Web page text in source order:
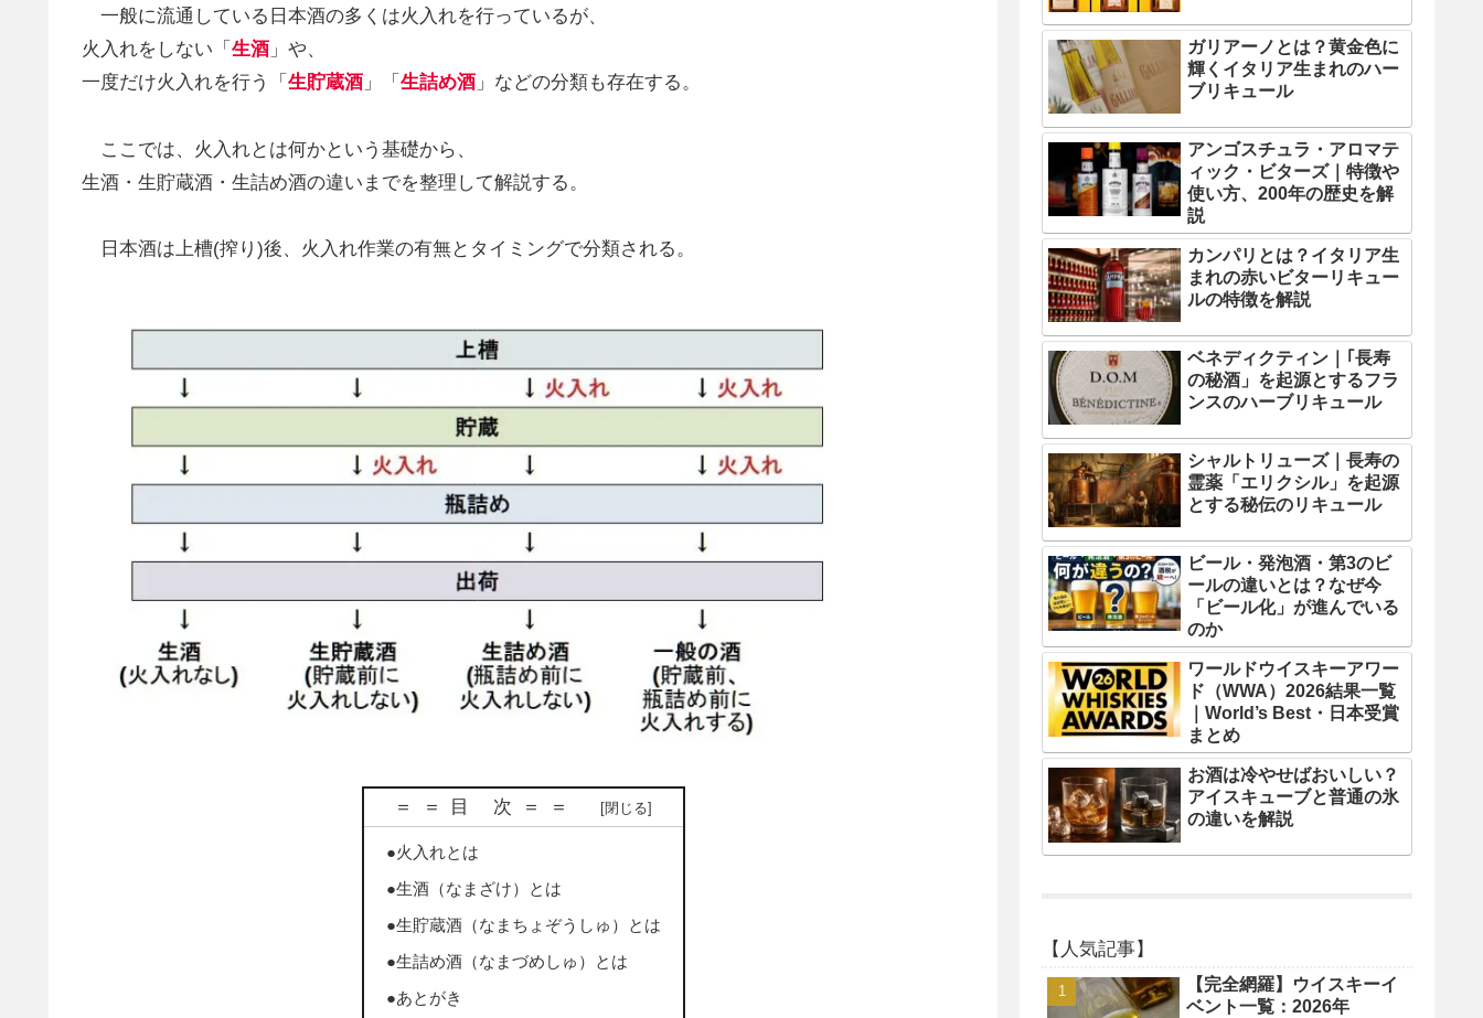
一般に流通している日本酒の多くは火入れを行っているが、
火入れをしない「 生酒 」や、
一度だけ火入れを行う「 生貯蔵酒 」「 生詰め酒 」などの分類も存在する。
ここでは、火入れとは何かという基礎から、
生酒・生貯蔵酒・生詰め酒の違いまでを整理して解説する。
日本酒は上槽(搾り)後、火入れ作業の有無とタイミングで分類される。
＝＝目 次＝＝
●火入れとは
●生酒（なまざけ）とは
●生貯蔵酒（なまちょぞうしゅ）とは
●生詰め酒（なまづめしゅ）とは
●あとがき
ガリアーノとは？黄金色に
輝くイタリア生まれのハー
ブリキュール
アンゴスチュラ・アロマテ
ィック・ビターズ｜特徴や
使い方、200年の歴史を解
説
カンパリとは？イタリア生
まれの赤いビターリキュー
ルの特徴を解説
ベネディクティン｜｢長寿
の秘酒」を起源とするフラ
ンスのハーブリキュール
シャルトリューズ｜長寿の
霊薬「エリクシル」を起源
とする秘伝のリキュール
ビール・発泡酒・第3のビ
ールの違いとは？なぜ今
「ビール化」が進んでいる
のか
ワールドウイスキーアワー
ド（WWA）2026結果一覧
｜World’s Best・日本受賞
まとめ
お酒は冷やせばおいしい？
アイスキューブと普通の氷
の違いを解説
【人気記事】
【完全網羅】ウイスキーイ
ベント一覧：2026年